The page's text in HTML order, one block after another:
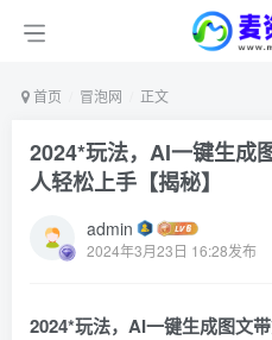
首页 冒泡网 正文
2024*玩法，AI一键生成
人轻松上手【揭秘】
admin
2024年3月23日 16:28发布
2024*玩法，AI一键生成图文